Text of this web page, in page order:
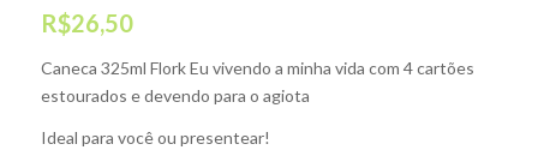
R$26,50
Caneca 325ml Flork Eu vivendo a minha vida com 4 cartões
estourados e devendo para o agiota
Ideal para você ou presentear!